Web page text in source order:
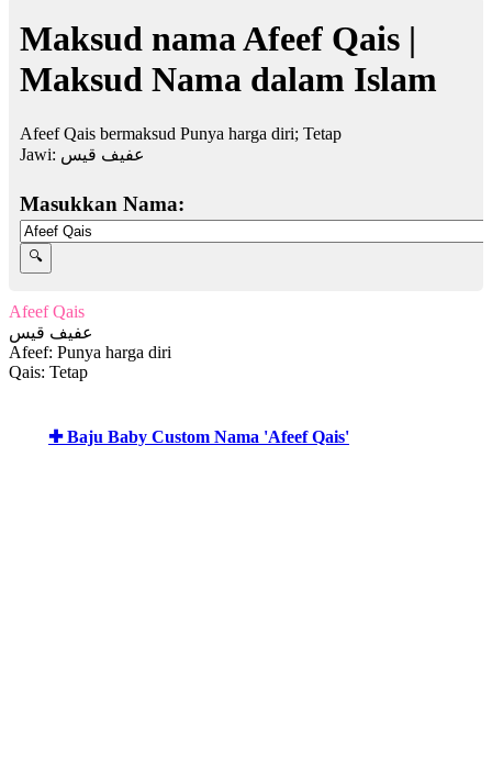
Maksud nama Afeef Qais |
Maksud Nama dalam Islam
Afeef Qais bermaksud Punya harga diri; Tetap
Jawi: عفيف قيس
Masukkan Nama:
Afeef Qais
عفيف قيس
Afeef: Punya harga diri
Qais: Tetap
✚ Baju Baby Custom Nama 'Afeef Qais'